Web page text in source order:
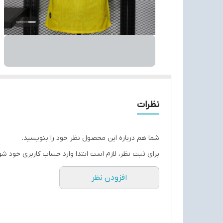
نظرات
شما هم درباره این محصول نظر خود را بنویسید.
برای ثبت نظر، لازم است ابتدا وارد حساب کاربری خود
افزودن نظر